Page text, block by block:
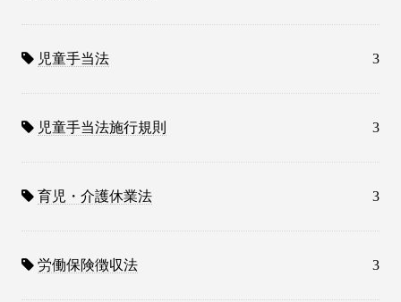
児童手当法 3
児童手当法施行規則 3
育児・介護休業法 3
労働保険徴収法 3